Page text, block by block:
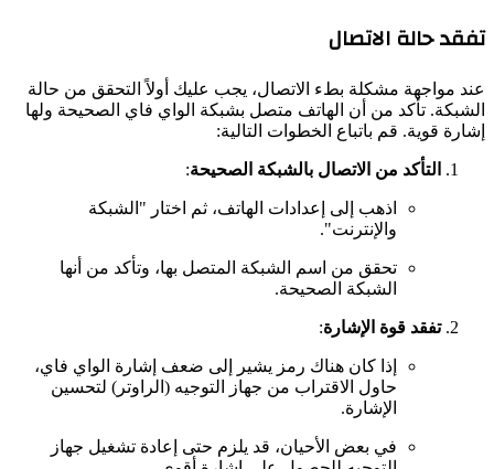
تفقد حالة الاتصال
عند مواجهة مشكلة بطء الاتصال، يجب عليك أولاً التحقق من حالة
الشبكة. تأكد من أن الهاتف متصل بشبكة الواي فاي الصحيحة ولها
إشارة قوية. قم باتباع الخطوات التالية:
التأكد من الاتصال بالشبكة الصحيحة:
اذهب إلى إعدادات الهاتف، ثم اختار "الشبكة
والإنترنت".
تحقق من اسم الشبكة المتصل بها، وتأكد من أنها
الشبكة الصحيحة.
تفقد قوة الإشارة:
إذا كان هناك رمز يشير إلى ضعف إشارة الواي فاي،
حاول الاقتراب من جهاز التوجيه (الراوتر) لتحسين
الإشارة.
في بعض الأحيان، قد يلزم حتى إعادة تشغيل جهاز